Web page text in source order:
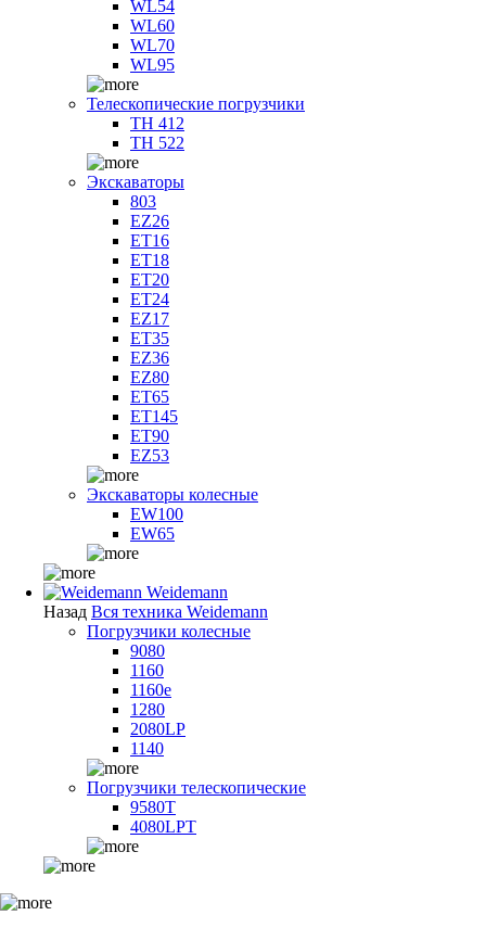
WL54
WL60
WL70
WL95
Телескопические погрузчики
TH 412
TH 522
Экскаваторы
803
EZ26
ET16
ET18
ET20
ET24
EZ17
ET35
EZ36
EZ80
ET65
ET145
ET90
EZ53
Экскаваторы колесные
EW100
EW65
Weidemann
Назад Вся техника Weidemann
Погрузчики колесные
9080
1160
1160e
1280
2080LP
1140
Погрузчики телескопические
9580T
4080LPT